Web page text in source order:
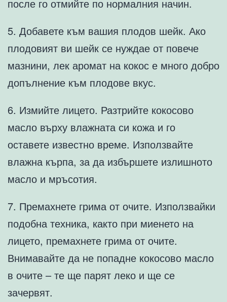
после го отмийте по нормалния начин.
5. Добавете към вашия плодов шейк. Ако
плодовият ви шейк се нуждае от повече
мазнини, лек аромат на кокос е много добро
допълнение към плодове вкус.
6. Измийте лицето. Разтрийте кокосово
масло върху влажната си кожа и го
оставете известно време. Използвайте
влажна кърпа, за да избършете излишното
масло и мръсотия.
7. Премахнете грима от очите. Използвайки
подобна техника, както при миенето на
лицето, премахнете грима от очите.
Внимавайте да не попадне кокосово масло
в очите – те ще парят леко и ще се
зачервят.